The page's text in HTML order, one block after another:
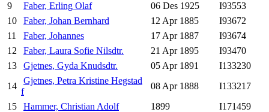
9
Faber, Erling Olaf 06 Des 1925
I93553
10
Faber, Johan Bernhard 12 Apr 1885
I93672
11
Faber, Johannes 17 Apr 1887
I93674
12
Faber, Laura Sofie Nilsdtr. 21 Apr 1895
I93470
13
Gjetnes, Gyda Knudsdtr. 05 Apr 1891
I133230
14
Gjetnes, Petra Kristine Hegstad
f
08 Apr 1888
I133217
15
Hammer, Christian Adolf 1899
I171459